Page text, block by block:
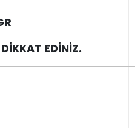
EDİNİZ.